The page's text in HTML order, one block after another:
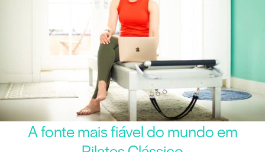
A fonte mais fiável do mundo em